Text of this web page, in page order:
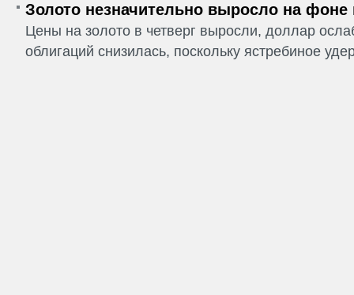
Золото незначительно выросло на фоне
Цены на золото в четверг выросли, доллар
облигаций снизилась, поскольку ястребиное